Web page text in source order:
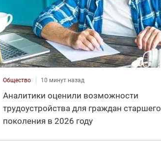
Общество 10 минут назад
Аналитики оценили возможности
трудоустройства для граждан старшего
поколения в 2026 году